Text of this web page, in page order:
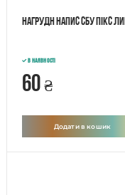
Нагрудн напис СБУ пікс
В наявності
60 ₴
Додати в кошик